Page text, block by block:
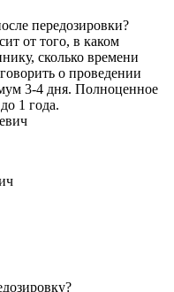
передозировки?
от того, в каком
сколько времени
о проведении
3-4 дня. Полноценное
1 года.